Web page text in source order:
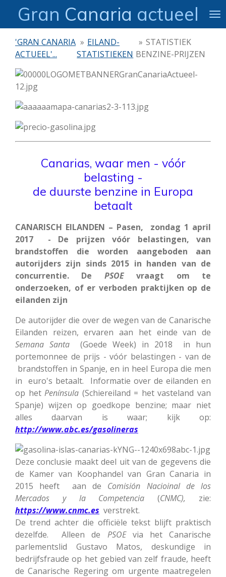
direct
hoofdinhoud
Gran Canaria actueel
'GRAN CANARIA
ACTUEEL'...
» EILAND-
STATISTIEKEN
» STATISTIEK
BENZINE-PRIJZEN
Canarias, waar men - vóór
belasting -
de duurste benzine in Europa
betaalt
CANARISCH EILANDEN – Pasen, zondag 1 april
2017 - De prijzen vóór belastingen, van
brandstoffen die worden aangeboden aan
autorijders zijn sinds 2015 in handen van de
concurrentie. De PSOEvraagt om te
onderzoeken, of er verboden praktijken op de
eilanden zijn
De autorijder die over de wegen van de Canarische
Eilanden reizen, ervaren aan het einde van de
Semana Santa(Goede Week) in 2018 in hun
portemonnee de prijs - vóór belastingen - van de
brandstoffen in Spanje, en in heel Europa die men
in euro's betaalt. Informatie over de eilanden en
op hetPenínsula (Schiereiland = het vasteland van
Spanje) wijzen op goedkope benzine; maar niet
alles daarvan is waar; kijk op:
http://www.abc.es/gasolineras
Deze conclusie maakt deel uit van de gegevens die
de Kamer van Koophandel van Gran Canaria in
2015 heeft aan de Comisión Nacioinal de los
Mercados y la Competencia (CNMC), zie:
https://www.cnmc.es verstrekt.
De trend achter die officiële tekst blijft praktisch
dezelfde. Alleen de PSOEvia het Canarische
parlementslid Gustavo Matos, deskundige in
bedrijfsfraude op het gebied van zelf fraude, heeft
de Canarische Regering om urgente maatregelen